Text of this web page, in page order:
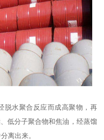
脱水聚合反应而成高聚物，再
低分子聚合物和焦油，经蒸馏
离出来。